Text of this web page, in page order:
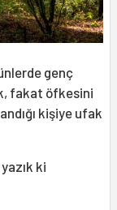
genç
fakat öfkesini
kişiye ufak
ki